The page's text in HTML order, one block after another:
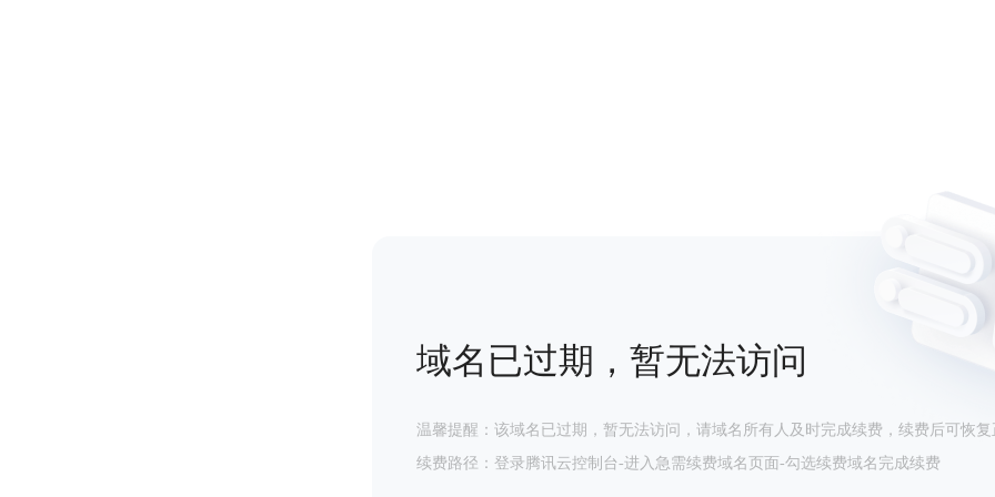
域名已过期，暂无法访问
温馨提醒：该域名已过期，暂无法访问，请域名所有人及时完成续费，续费后可恢复
续费路径：登录腾讯云控制台-进入急需续费域名页面-勾选续费域名完成续费